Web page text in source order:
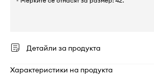
Детайли за продукта
Характеристики на продукта